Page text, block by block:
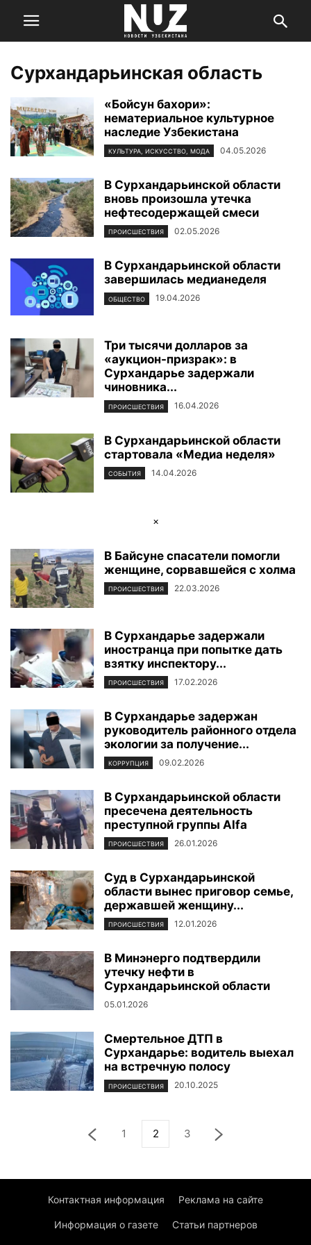
Сурхандарьинская область
«Бойсун бахори»:
нематериальное культурное
наследие Узбекистана
КУЛЬТУРА, ИСКУССТВО, МОДА 04.05.2026
В Сурхандарьинской области
вновь произошла утечка
нефтесодержащей смеси
ПРОИСШЕСТВИЯ 02.05.2026
В Сурхандарьинской области
завершилась медианеделя
ОБЩЕСТВО 19.04.2026
Три тысячи долларов за
«аукцион-призрак»: в
Сурхандарье задержали
чиновника...
ПРОИСШЕСТВИЯ 16.04.2026
В Сурхандарьинской области
стартовала «Медиа неделя»
СОБЫТИЯ 14.04.2026
×
В Байсуне спасатели помогли
женщине, сорвавшейся с холма
ПРОИСШЕСТВИЯ 22.03.2026
В Сурхандарье задержали
иностранца при попытке дать
взятку инспектору...
ПРОИСШЕСТВИЯ 17.02.2026
В Сурхандарье задержан
руководитель районного отдела
экологии за получение...
КОРРУПЦИЯ 09.02.2026
В Сурхандарьинской области
пресечена деятельность
преступной группы Alfa
ПРОИСШЕСТВИЯ 26.01.2026
Суд в Сурхандарьинской
области вынес приговор семье,
державшей женщину...
ПРОИСШЕСТВИЯ 12.01.2026
В Минэнерго подтвердили
утечку нефти в
Сурхандарьинской области
05.01.2026
Смертельное ДТП в
Сурхандарье: водитель выехал
на встречную полосу
ПРОИСШЕСТВИЯ 20.10.2025
1 2 3
Контактная информация Реклама на сайте
Информация о газете Статьи партнеров